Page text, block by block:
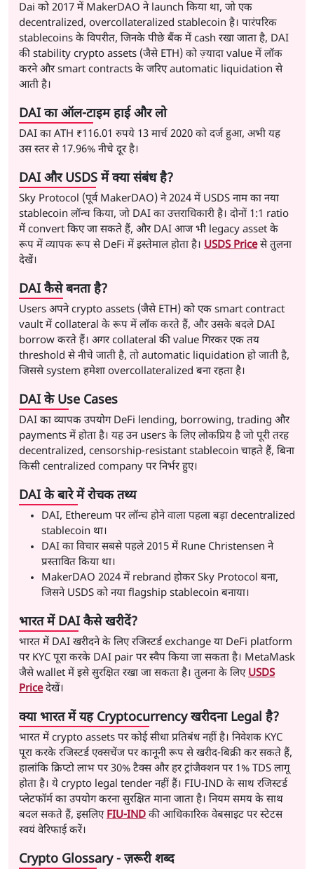
Dai को 2017 में MakerDAO ने launch किया था, जो एक
decentralized, overcollateralized stablecoin है। पारंपरिक
stablecoins के विपरीत, जिनके पीछे बैंक में cash रखा जाता है, DAI
की stability crypto assets (जैसे ETH) को ज़्यादा value में लॉक
करने और smart contracts के जरिए automatic liquidation से
आती है।
DAI का ऑल-टाइम हाई और लो
DAI का ATH ₹116.01 रुपये 13 मार्च 2020 को दर्ज हुआ, अभी यह
उस स्तर से 17.96% नीचे दूर है।
DAI और USDS में क्या संबंध है?
Sky Protocol (पूर्व MakerDAO) ने 2024 में USDS नाम का नया
stablecoin लॉन्च किया, जो DAI का उत्तराधिकारी है। दोनों 1:1 ratio
में convert किए जा सकते हैं, और DAI आज भी legacy asset के
रूप में व्यापक रूप से DeFi में इस्तेमाल होता है। USDS Priceसे तुलना
देखें।
DAI कैसे बनता है?
Users अपने crypto assets (जैसे ETH) को एक smart contract
vault में collateral के रूप में लॉक करते हैं, और उसके बदले DAI
borrow करते हैं। अगर collateral की value गिरकर एक तय
threshold से नीचे जाती है, तो automatic liquidation हो जाती है,
जिससे system हमेशा overcollateralized बना रहता है।
DAI के Use Cases
DAI का व्यापक उपयोग DeFi lending, borrowing, trading और
payments में होता है। यह उन users के लिए लोकप्रिय है जो पूरी तरह
decentralized, censorship-resistant stablecoin चाहते हैं, बिना
किसी centralized company पर निर्भर हुए।
DAI के बारे में रोचक तथ्य
DAI, Ethereum पर लॉन्च होने वाला पहला बड़ा decentralized
stablecoin था।
DAI का विचार सबसे पहले 2015 में Rune Christensen ने
प्रस्तावित किया था।
MakerDAO 2024 में rebrand होकर Sky Protocol बना,
जिसने USDS को नया flagship stablecoin बनाया।
भारत में DAI कैसे खरीदें?
भारत में DAI खरीदने के लिए रजिस्टर्ड exchange या DeFi platform
पर KYC पूरा करके DAI pair पर स्वैप किया जा सकता है। MetaMask
जैसे wallet में इसे सुरक्षित रखा जा सकता है। तुलना के लिएUSDS
Priceदेखें।
क्या भारत में यह Cryptocurrency खरीदना Legal है?
भारत में crypto assets पर कोई सीधा प्रतिबंध नहीं है। निवेशक KYC
पूरा करके रजिस्टर्ड एक्सचेंज पर कानूनी रूप से खरीद-बिक्री कर सकते हैं,
हालांकि क्रिप्टो लाभ पर 30% टैक्स और हर ट्रांजैक्शन पर 1% TDS लागू
होता है। ये crypto legal tender नहीं हैं। FIU-IND के साथ रजिस्टर्ड
प्लेटफॉर्म का उपयोग करना सुरक्षित माना जाता है। नियम समय के साथ
बदल सकते हैं, इसलिएFIU-IND की आधिकारिक वेबसाइट पर स्टेटस
स्वयं वेरिफाई करें।
Crypto Glossary - ज़रूरी शब्द